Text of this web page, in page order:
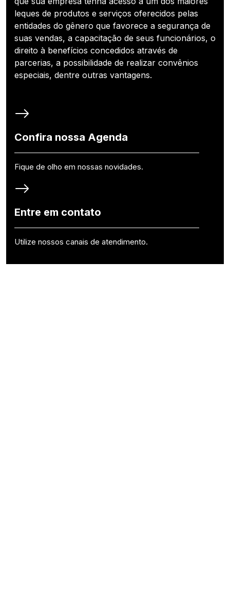
leques de produtos e serviços oferecidos pelas
entidades do gênero que favorece a segurança de
suas vendas, a capacitação de seus funcionários, o
direito à benefícios concedidos através de
parcerias, a possibilidade de realizar convênios
especiais, dentre outras vantagens.
Confira nossa Agenda
Fique de olho em nossas novidades.
Entre em contato
Utilize nossos canais de atendimento.